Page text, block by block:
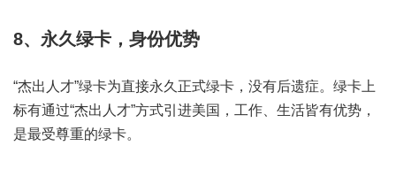
8、永久绿卡，身份优势
“杰出人才”绿卡为直接永久正式绿卡，没有后遗症。绿卡上
标有通过“杰出人才”方式引进美国，工作、生活皆有优势，
是最受尊重的绿卡。